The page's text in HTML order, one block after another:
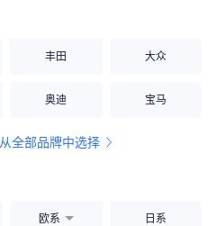
丰田 大众
奥迪 宝马
从全部品牌中选择
欧系 日系